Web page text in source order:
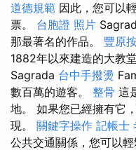
道德規範 因此，您可以
票。 台胞證 照片
那最著名的作品。 豐原
1882年以來建造的大教
Sagrada 台中手撥燙
數百萬的遊客。 整骨 這
地。 如果您已經擁有它
現。 關鍵字操作 記帳士
公共交通關係，您可以